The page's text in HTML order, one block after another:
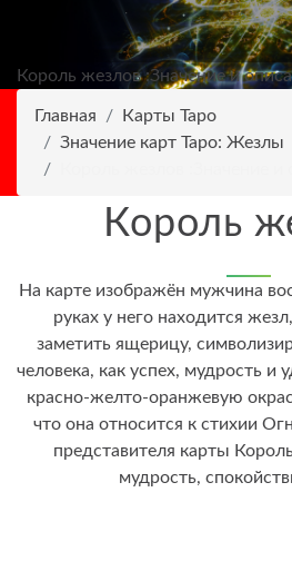
Король жезлов :Значение и
Главная
Карты Таро
Значение карт Таро: Жезлы
Король
На карте изображён мужчина
руках у него находится
заметить ящерицу,
человека, как успех, мудрость и
красно-желто-оранжевую
что она относится к стихии
представителя карты
мудрость,